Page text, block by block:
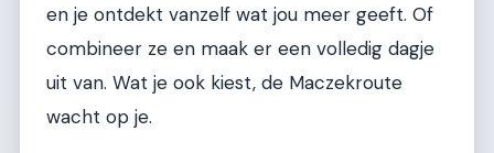
en je ontdekt vanzelf wat jou meer geeft. Of
combineer ze en maak er een volledig dagje
uit van. Wat je ook kiest, de Maczekroute
wacht op je.